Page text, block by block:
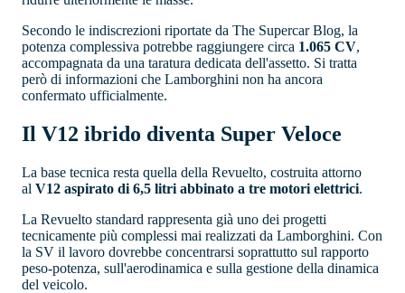
Secondo le indiscrezioni riportate da The Supercar Blog, la
potenza complessiva potrebbe raggiungere circa 1.065 CV,
accompagnata da una taratura dedicata dell'assetto. Si tratta
però di informazioni che Lamborghini non ha ancora
confermato ufficialmente.
Il V12 ibrido diventa Super Veloce
La base tecnica resta quella della Revuelto, costruita attorno
al V12 aspirato di 6,5 litri abbinato a tre motori elettrici.
La Revuelto standard rappresenta già uno dei progetti
tecnicamente più complessi mai realizzati da Lamborghini. Con
la SV il lavoro dovrebbe concentrarsi soprattutto sul rapporto
peso-potenza, sull'aerodinamica e sulla gestione della dinamica
del veicolo.